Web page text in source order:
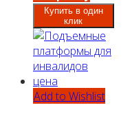
Купить в один
клик
Add to Wishlist